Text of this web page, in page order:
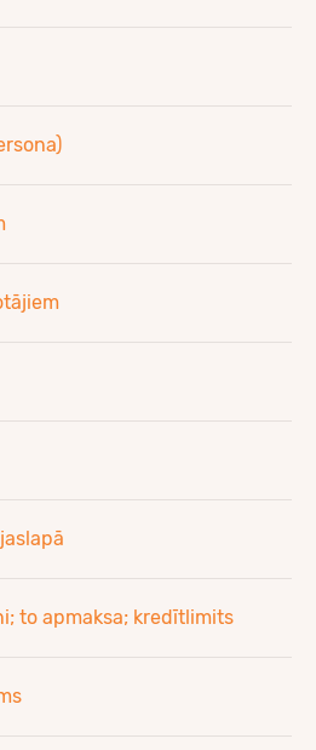
to apmaksa; kredītlimits